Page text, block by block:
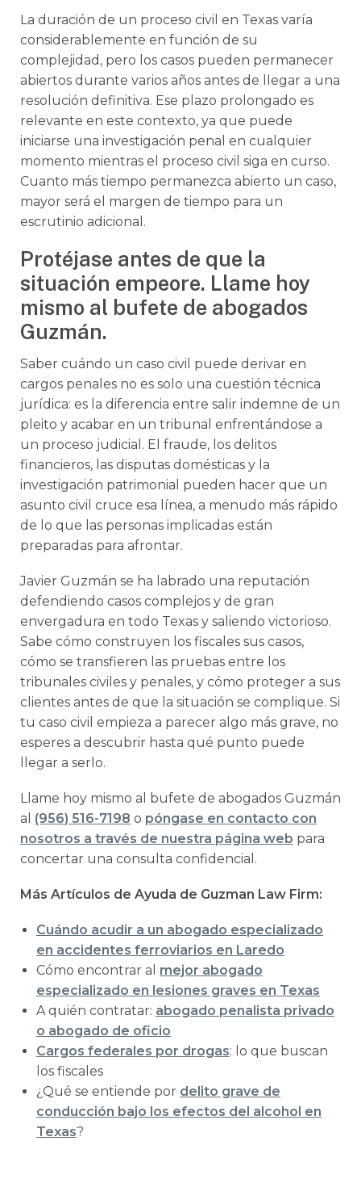
La duración de un proceso civil en Texas varía
considerablemente en función de su
complejidad, pero los casos pueden permanecer
abiertos durante varios años antes de llegar a una
resolución definitiva. Ese plazo prolongado es
relevante en este contexto, ya que puede
iniciarse una investigación penal en cualquier
momento mientras el proceso civil siga en curso.
Cuanto más tiempo permanezca abierto un caso,
mayor será el margen de tiempo para un
escrutinio adicional.
Protéjase antes de que la
situación empeore. Llame hoy
mismo al bufete de abogados
Guzmán.
Saber cuándo un caso civil puede derivar en
cargos penales no es solo una cuestión técnica
jurídica: es la diferencia entre salir indemne de un
pleito y acabar en un tribunal enfrentándose a
un proceso judicial. El fraude, los delitos
financieros, las disputas domésticas y la
investigación patrimonial pueden hacer que un
asunto civil cruce esa línea, a menudo más rápido
de lo que las personas implicadas están
preparadas para afrontar.
Javier Guzmán se ha labrado una reputación
defendiendo casos complejos y de gran
envergadura en todo Texas y saliendo victorioso.
Sabe cómo construyen los fiscales sus casos,
cómo se transfieren las pruebas entre los
tribunales civiles y penales, y cómo proteger a sus
clientes antes de que la situación se complique. Si
tu caso civil empieza a parecer algo más grave, no
esperes a descubrir hasta qué punto puede
llegar a serlo.
Llame hoy mismo al bufete de abogados Guzmán
al (956) 516-7198 o póngase en contacto con
nosotros a través de nuestra página web para
concertar una consulta confidencial.
Más Artículos de Ayuda de Guzman Law Firm:
Cuándo acudir a un abogado especializado
en accidentes ferroviarios en Laredo
Cómo encontrar al mejor abogado
especializado en lesiones graves en Texas
A quién contratar: abogado penalista privado
o abogado de oficio
Cargos federales por drogas: lo que buscan
los fiscales
¿Qué se entiende por delito grave de
conducción bajo los efectos del alcohol en
Texas?